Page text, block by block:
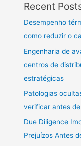
Recent
Desempenho
como reduzir o
Engenharia de
centros de
estratégicas
Patologias
verificar antes
Due Diligence
Prejuízos Antes